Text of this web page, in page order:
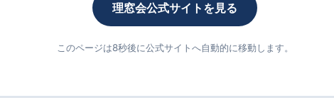
理窓会公式サイトを見る
このページは8秒後に公式サイトへ自動的に移動します。